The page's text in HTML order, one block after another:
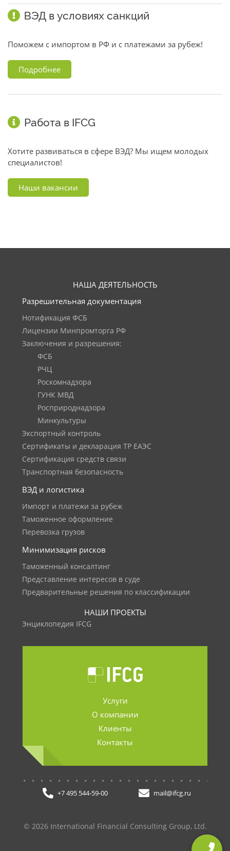
ВЭД в условиях санкций
Поможем с импортом в РФ и с платежами за рубеж!
Подробнее
Работа в IFCG
Хотите развиваться в сфере ВЭД? Мы ищем молодых
специалистов!
Наши вакансии
НАША ДЕЯТЕЛЬНОСТЬ
Разрешительная документация
Нотификация ФСБ
Лицензии Минпромторга РФ
Заключения и разрешения:
ФСБ
РЧЦ
Роскомнадзора
ГУНК МВД
Росприроднадзора
Минкультуры
Экспортный контроль
Сертификаты и декларация ТР ЕАЭС
Сертификация средств связи
Транспортная безопасность
ВЭД и логистика
Импорт и платежи за рубеж
Таможенное оформление
Перевозка грузов
Минимизация рисков
Таможенный консалтинг
Представление интересов в суде
Предварительные решения по классификации
НАШИ ПРОЕКТЫ
Энциклопедия IFCG
Услуги
О компании
Клиенты
Контакты
+7 495 544-59-00 mail@ifcg.ru
© 2026 International Financial Consulting Group, Ltd.